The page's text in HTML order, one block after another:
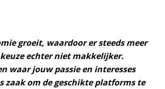
groeit, waardoor er steeds meer
echter niet makkelijker.
waar jouw passie en interesses
zaak om de geschikte platforms te